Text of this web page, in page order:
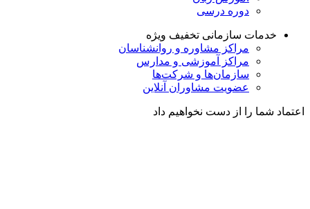
دوره درسی
خدمات سازمانی تخفیف ویژه
مراکز مشاوره و روانشناسان
مراکز آموزشی و مدارس
سازمان‌ها و شرکت‌ها
عضویت مشاوران آنلاین
اعتماد شما را از دست نخواهیم داد